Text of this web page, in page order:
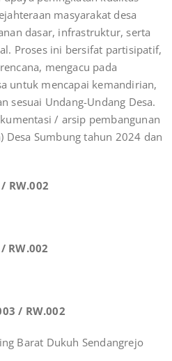
masyarakat desa
dasar, infrastruktur, serta
Proses ini bersifat partisipatif,
mengacu pada
untuk mencapai kemandirian,
sesuai Undang-Undang Desa.
/ arsip pembangunan
Desa Sumbung tahun 2024 dan
RW.002
RW.002
/ RW.002
Barat Dukuh Sendangrejo